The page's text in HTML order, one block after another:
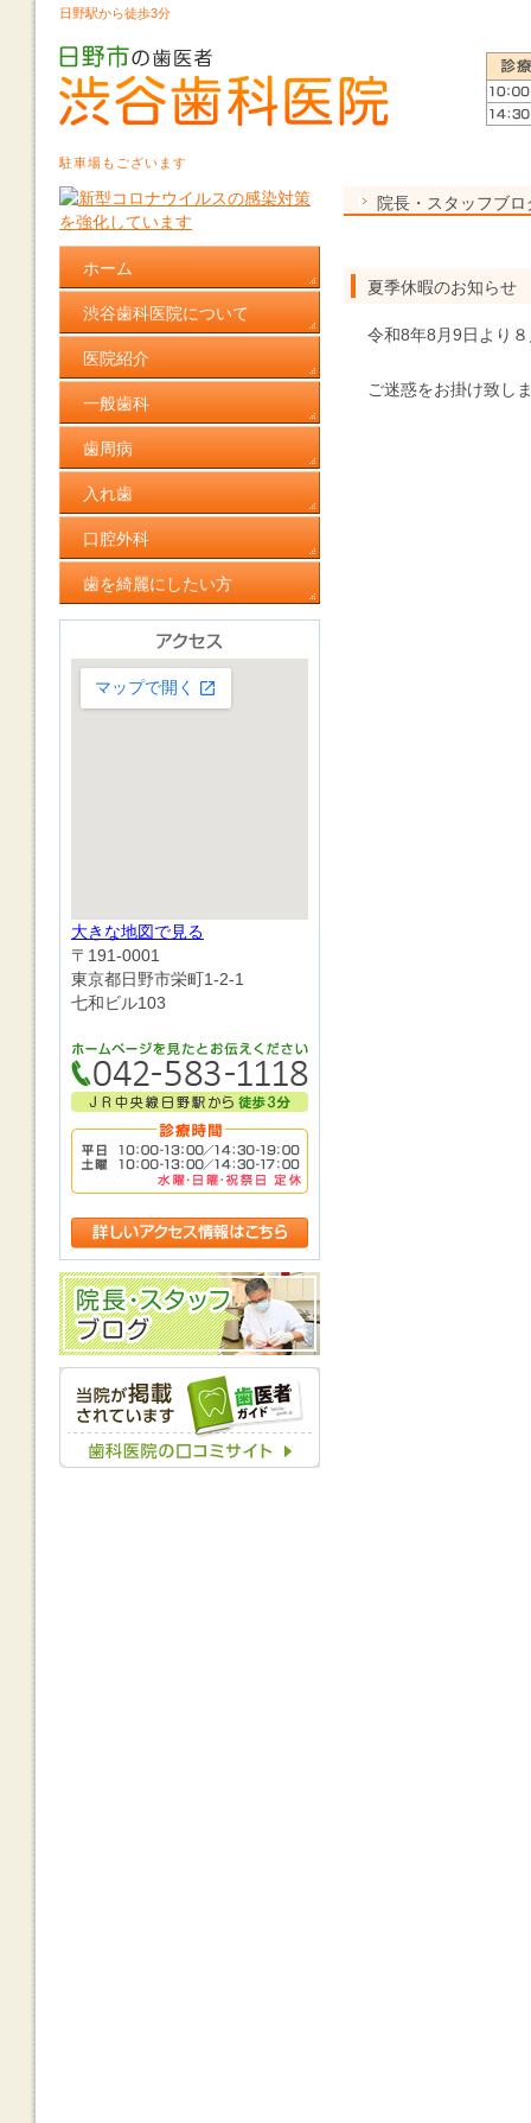
日野駅から徒歩3分
駐車場もございます
院長・スタッフブロ
夏季休暇のお知らせ
令和8年8月9日より
ご迷惑をお掛け致し
ホーム
渋谷歯科医院について
医院紹介
一般歯科
歯周病
入れ歯
口腔外科
歯を綺麗にしたい方
大きな地図で見る
〒191-0001
東京都日野市栄町1-2-1
七和ビル103